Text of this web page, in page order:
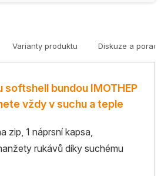
Varianty produktu Diskuze a
softshell bundou IMOTHEP
vždy v suchu a teple
zip, 1 náprsní kapsa,
rukávů díky suchému